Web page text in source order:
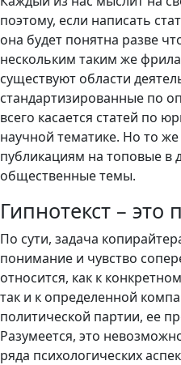
поэтому, если написать
она будет понятна разве
нескольким таким же
существуют области
стандартизированные по
всего касается статей по
научной тематике. Но то
публикациям на топовые в
общественные темы.
Гипнотекст – это
По сути, задача
понимание и чувство
относится, как к
так и к определенной
политической партии, ее
Разумеется, это
ряда психологических